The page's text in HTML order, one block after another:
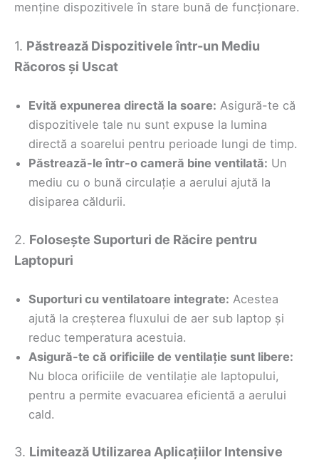
menține dispozitivele în stare bună de funcționare.
1. Păstrează Dispozitivele într-un Mediu
Răcoros și Uscat
Evită expunerea directă la soare: Asigură-te că
dispozitivele tale nu sunt expuse la lumina
directă a soarelui pentru perioade lungi de timp.
Păstrează-le într-o cameră bine ventilată: Un
mediu cu o bună circulație a aerului ajută la
disiparea căldurii.
2. Folosește Suporturi de Răcire pentru
Laptopuri
Suporturi cu ventilatoare integrate: Acestea
ajută la creșterea fluxului de aer sub laptop și
reduc temperatura acestuia.
Asigură-te că orificiile de ventilație sunt libere:
Nu bloca orificiile de ventilație ale laptopului,
pentru a permite evacuarea eficientă a aerului
cald.
3. Limitează Utilizarea Aplicațiilor Intensive